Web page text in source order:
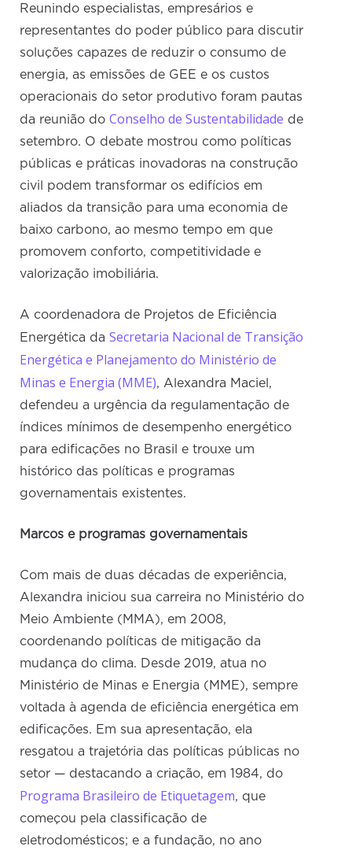
Reunindo especialistas, empresários e
representantes do poder público para discutir
soluções capazes de reduzir o consumo de
energia, as emissões de GEE e os custos
operacionais do setor produtivo foram pautas
da reunião doConselho de Sustentabilidade de
setembro. O debate mostrou como políticas
públicas e práticas inovadoras na construção
civil podem transformar os edifícios em
aliados da transição para uma economia de
baixo carbono, ao mesmo tempo em que
promovem conforto, competitividade e
valorização imobiliária.
A coordenadora de Projetos de Eficiência
Energética daSecretaria Nacional de Transição
Energética e Planejamento do Ministério de
Minas e Energia (MME), Alexandra Maciel,
defendeu a urgência da regulamentação de
índices mínimos de desempenho energético
para edificações no Brasil e trouxe um
histórico das políticas e programas
governamentais existentes.
Marcos e programas governamentais
Com mais de duas décadas de experiência,
Alexandra iniciou sua carreira no Ministério do
Meio Ambiente (MMA), em 2008,
coordenando políticas de mitigação da
mudança do clima. Desde 2019, atua no
Ministério de Minas e Energia (MME), sempre
voltada à agenda de eficiência energética em
edificações. Em sua apresentação, ela
resgatou a trajetória das políticas públicas no
setor — destacando a criação, em 1984, do
Programa Brasileiro de Etiquetagem, que
começou pela classificação de
eletrodomésticos; e a fundação, no ano